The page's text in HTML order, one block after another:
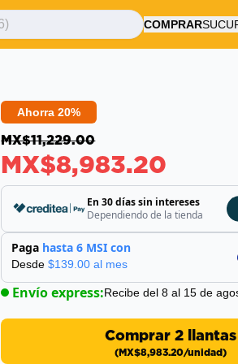
COMPRAR
Ahorra 20%
MX$11,229.00
MX$8,983.20
En 30 días sin intereses
Dependiendo de la tienda
Paga hasta 6 MSI con
Desde$139.00 al mes
Envío express:Recibe del 8 al 15 de
Comprar 2 llantas
(MX$8,983.20/unidad)